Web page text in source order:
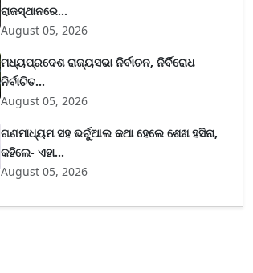
ରାଜସ୍ଥାନରେ...
August 05, 2026
ମଧ୍ୟପ୍ରଦେଶ ରାଜ୍ୟସଭା ନିର୍ବାଚନ, ନିର୍ବିରୋଧ
ନିର୍ବାଚିତ...
August 05, 2026
ଗଣମାଧ୍ୟମ ସହ ଭର୍ଚୁଆଲ କଥା ହେଲେ ଶେଖ ହସିନା,
କହିଲେ- ଏହା...
August 05, 2026